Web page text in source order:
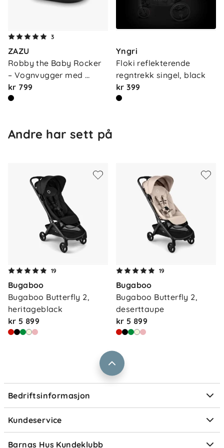
3
ZAZU
Robby the Baby Rocker
– Vognvugger med
gråte…
kr 799
Yngri
Floki reflekterende
regntrekk singel, black
kr 399
Andre har sett på
19
Bugaboo
Bugaboo Butterfly 2,
heritageblack
kr 5 899
19
Bugaboo
Bugaboo Butterfly 2,
deserttaupe
kr 5 899
Bedriftsinformasjon
Om oss
Våre butikker
Vårt samfunnsansvar
Jobbe i Barnas Hus
Størrelsesguider
Kundeservice
Kontakt oss
Frakt og levering
Retur og reklamasjon
Salgsbetingelser
Ofte stilte spørsmål
Om Klarna
Barnas Hus Kundeklubb